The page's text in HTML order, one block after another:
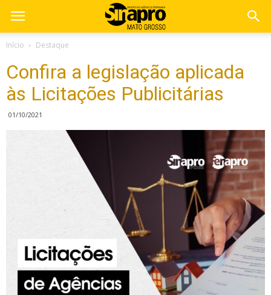
Início Destaque
Confira a legislação aplicada
às Licitações Publicitárias
01/10/2021